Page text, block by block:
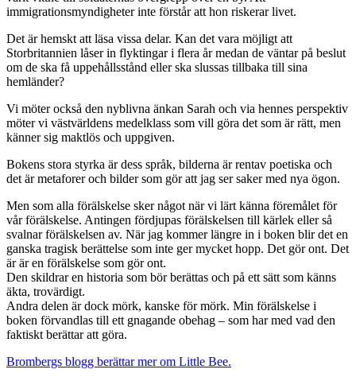
immigrationsmyndigheter inte förstår att hon riskerar livet.
Det är hemskt att läsa vissa delar. Kan det vara möjligt att
Storbritannien låser in flyktingar i flera år medan de väntar på beslut
om de ska få uppehållsstånd eller ska slussas tillbaka till sina
hemländer?
Vi möter också den nyblivna änkan Sarah och via hennes perspektiv
möter vi västvärldens medelklass som vill göra det som är rätt, men
känner sig maktlös och uppgiven.
Bokens stora styrka är dess språk, bilderna är rentav poetiska och
det är metaforer och bilder som gör att jag ser saker med nya ögon.
Men som alla förälskelse sker något när vi lärt känna föremålet för
vår förälskelse. Antingen fördjupas förälskelsen till kärlek eller så
svalnar förälskelsen av. När jag kommer längre in i boken blir det en
ganska tragisk berättelse som inte ger mycket hopp. Det gör ont. Det
är är en förälskelse som gör ont.
Den skildrar en historia som bör berättas och på ett sätt som känns
äkta, trovärdigt.
Andra delen är dock mörk, kanske för mörk. Min förälskelse i
boken förvandlas till ett gnagande obehag – som har med vad den
faktiskt berättar att göra.
Brombergs blogg berättar mer om Little Bee.